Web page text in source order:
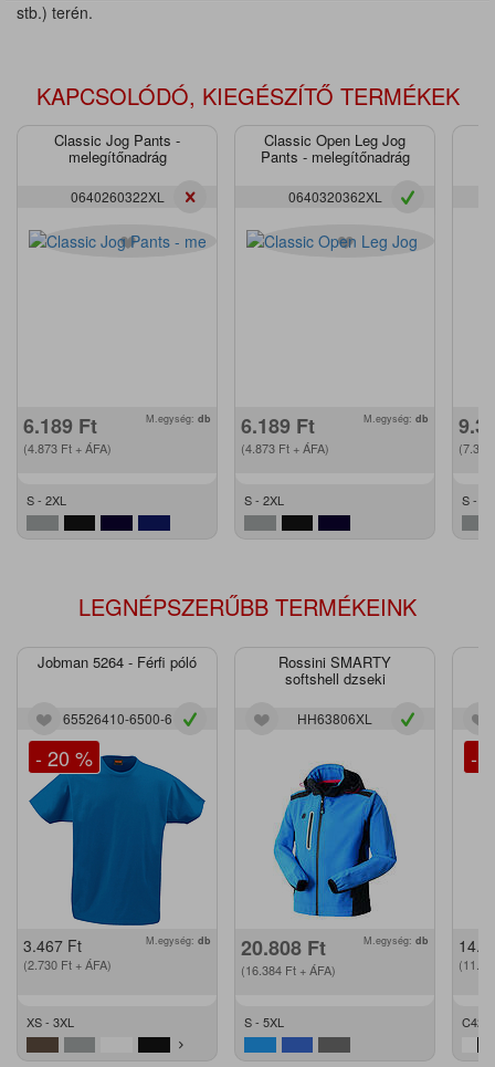
stb.) terén.
KAPCSOLÓDÓ, KIEGÉSZÍTŐ TERMÉKEK
Classic Jog Pants -
melegítőnadrág
0640260322XL
6.189 Ft
(4.873 Ft + ÁFA)
M.egység: db
S - 2XL
Classic Open Leg Jog
Pants - melegítőnadrág
0640320362XL
6.189 Ft
(4.873 Ft + ÁFA)
M.egység: db
S - 2XL
(7.364
S -
LEGNÉPSZERŰBB TERMÉKEINK
Jobman 5264 - Férfi póló
65526410-6500-6
- 20 %
3.467 Ft
(2.730 Ft + ÁFA)
M.egység: db
XS - 3XL
Rossini SMARTY
softshell dzseki
HH63806XL
20.808 Ft
(16.384 Ft + ÁFA)
M.egység: db
S - 5XL
-
C42 -